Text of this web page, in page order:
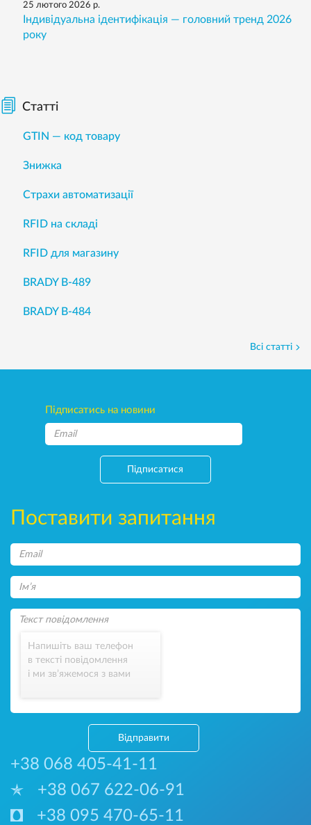
25 лютого 2026 р.
Індивідуальна ідентифікація — головний тренд 2026
року
Статті
GTIN — код товару
Знижка
Страхи автоматизації
RFID на складі
RFID для магазину
BRADY B-489
BRADY B-484
Всі статті
Підписатись на новини
Підписатися
Поставити запитання
Напишіть ваш телефон
в тексті повідомлення
і ми зв’яжемося з вами
Відправити
+38 068 405-41-11
+38 067 622-06-91
+38 095 470-65-11